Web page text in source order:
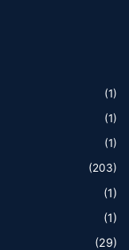
(1)
(1)
(1)
(203)
(1)
(1)
(29)